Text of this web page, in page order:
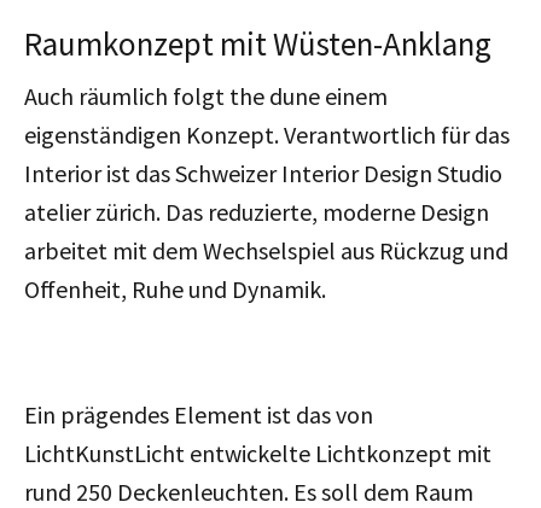
Raumkonzept mit Wüsten-Anklang
Auch räumlich folgt the dune einem
eigenständigen Konzept. Verantwortlich für das
Interior ist das Schweizer Interior Design Studio
atelier zürich. Das reduzierte, moderne Design
arbeitet mit dem Wechselspiel aus Rückzug und
Offenheit, Ruhe und Dynamik.
Ein prägendes Element ist das von
LichtKunstLicht entwickelte Lichtkonzept mit
rund 250 Deckenleuchten. Es soll dem Raum